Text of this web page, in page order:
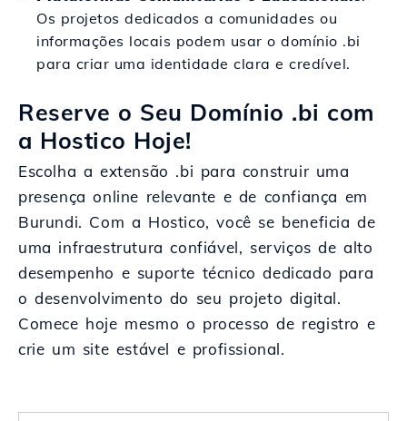
Os projetos dedicados a comunidades ou
informações locais podem usar o domínio .bi
para criar uma identidade clara e credível.
Reserve o Seu Domínio .bi com
a Hostico Hoje!
Escolha a extensão .bi para construir uma
presença online relevante e de confiança em
Burundi. Com a Hostico, você se beneficia de
uma infraestrutura confiável, serviços de alto
desempenho e suporte técnico dedicado para
o desenvolvimento do seu projeto digital.
Comece hoje mesmo o processo de registro e
crie um site estável e profissional.